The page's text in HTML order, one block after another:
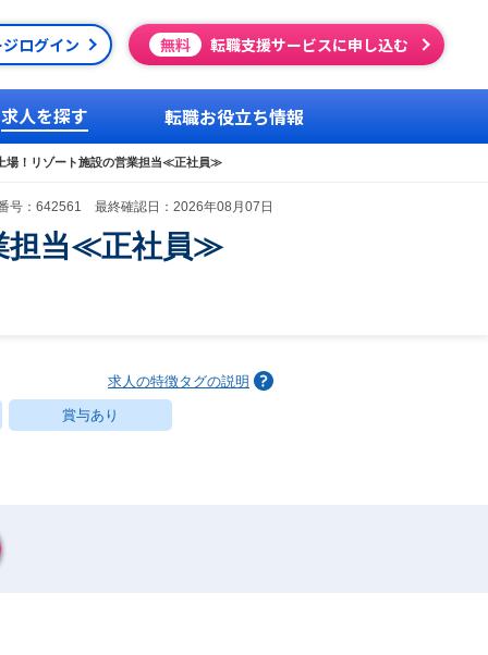
ログイン 無料 転職支援サービスに申し込む
求人を探す 転職お役立ち情報
場！リゾート施設の営業担当≪正社員≫
号：642561 最終確認日：2026年08月07日
担当≪正社員≫
求人の特徴タグの説明
賞与あり